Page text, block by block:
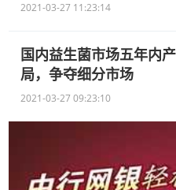
2021-03-27 11:23:14
国内益生菌市场五年内
局，争夺细分市场
2021-03-27 09:23:10